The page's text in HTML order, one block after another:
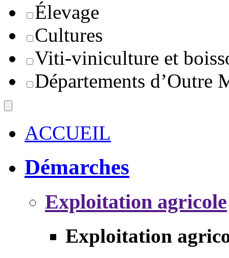
Élevage
Cultures
Viti-viniculture et
Départements d’Outre
ACCUEIL
Démarches
Exploitation agricole
Exploitation